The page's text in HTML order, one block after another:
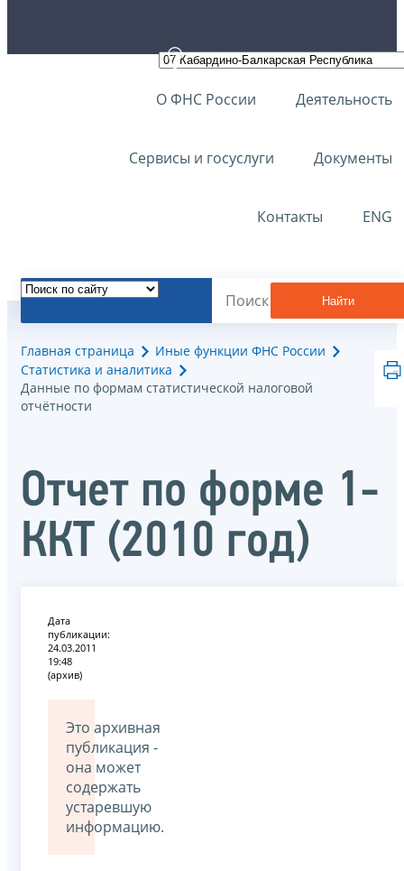
О ФНС России Деятельность
Сервисы и госуслуги Документы
Контакты ENG
Найти
Главная страница
Иные функции ФНС России
Статистика и аналитика
Данные по формам статистической налоговой
отчётности
Отчет по форме 1-
ККТ (2010 год)
Дата
публикации:
24.03.2011
19:48
(архив)
Это архивная
публикация -
она может
содержать
устаревшую
информацию.